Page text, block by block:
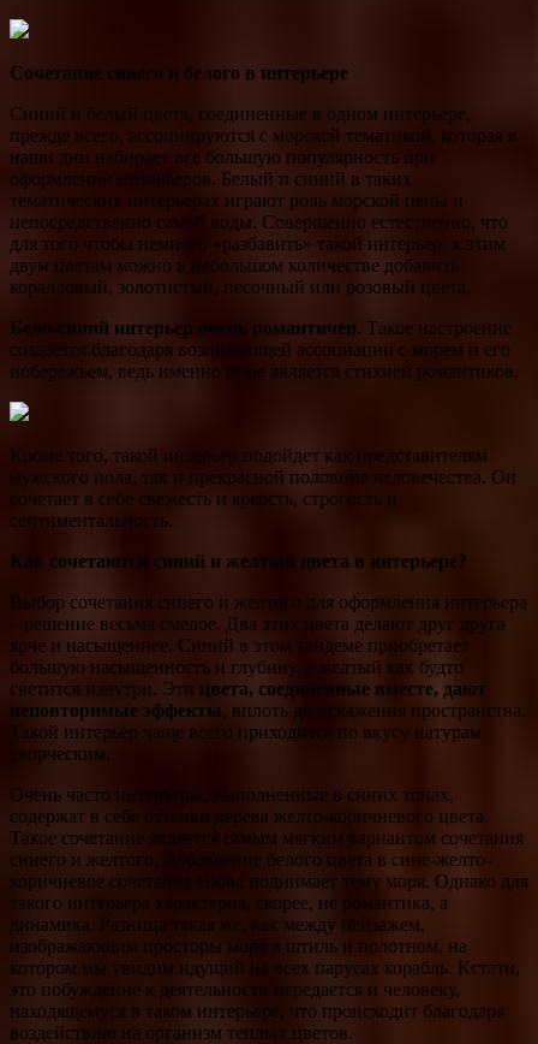
Сочетание синего и белого в интерьере
Синий и белый цвета, соединенные в одном интерьере,
прежде всего, ассоциируются с морской тематикой, которая в
наши дни набирает все большую популярность при
оформлении интерьеров. Белый и синий в таких
тематических интерьерах играют роль морской пены и
непосредственно самой воды. Совершенно естественно, что
для того чтобы немного «разбавить» такой интерьер, к этим
двум цветам можно в небольшом количестве добавить
коралловый, золотистый, песочный или розовый цвета.
Бело-синий интерьер очень романтичен. Такое настроение
создается благодаря возникающей ассоциации с морем и его
побережьем, ведь именно море является стихией романтиков.
Кроме того, такой интерьер подойдет как представителям
мужского пола, так и прекрасной половине человечества. Он
сочетает в себе свежесть и яркость, строгость и
сентиментальность.
Как сочетаются синий и желтый цвета в интерьере?
Выбор сочетания синего и желтого для оформления интерьера
– решение весьма смелое. Два этих цвета делают друг друга
ярче и насыщеннее. Синий в этом тандеме приобретает
большую насыщенность и глубину, а желтый как будто
светится изнутри. Эти цвета, соединенные вместе, дают
неповторимые эффекты, вплоть до искажения пространства.
Такой интерьер чаще всего приходится по вкусу натурам
творческим.
Очень часто интерьеры, выполненные в синих тонах,
содержат в себе оттенки дерева желто-коричневого цвета.
Такое сочетание является самым мягким вариантом сочетания
синего и желтого. Добавление белого цвета в сине-желто-
коричневое сочетание снова поднимает тему моря. Однако для
такого интерьера характерна, скорее, не романтика, а
динамика. Разница такая же, как между пейзажем,
изображающим просторы моря в штиль и полотном, на
котором мы увидим идущий на всех парусах корабль. Кстати,
это побуждение к деятельности передается и человеку,
находящемуся в таком интерьере, что происходит благодаря
воздействию на организм теплых цветов.